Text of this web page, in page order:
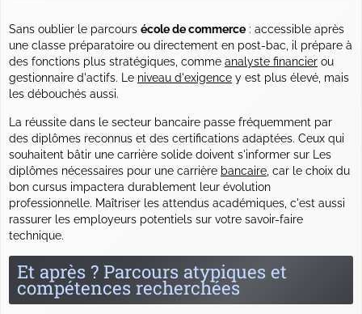
Sans oublier le parcours école de commerce : accessible après
une classe préparatoire ou directement en post-bac, il prépare à
des fonctions plus stratégiques, comme analyste financier ou
gestionnaire d'actifs. Le niveau d'exigence y est plus élevé, mais
les débouchés aussi.
La réussite dans le secteur bancaire passe fréquemment par
des diplômes reconnus et des certifications adaptées. Ceux qui
souhaitent bâtir une carrière solide doivent s'informer sur Les
diplômes nécessaires pour une carrière bancaire , car le choix du
bon cursus impactera durablement leur évolution
professionnelle. Maîtriser les attendus académiques, c'est aussi
rassurer les employeurs potentiels sur votre savoir-faire
technique.
Et après ? Parcours atypiques et
compétences recherchées